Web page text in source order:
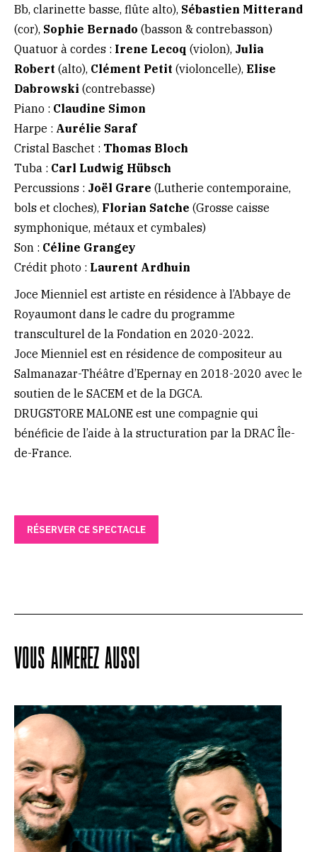
Bb, clarinette basse, flûte alto), Sébastien Mitterand
(cor), Sophie Bernado (basson & contrebasson)
Quatuor à cordes : Irene Lecoq (violon), Julia
Robert (alto), Clément Petit (violoncelle), Elise
Dabrowski (contrebasse)
Piano : Claudine Simon
Harpe : Aurélie Saraf
Cristal Baschet : Thomas Bloch
Tuba : Carl Ludwig Hübsch
Percussions : Joël Grare (Lutherie contemporaine,
bols et cloches), Florian Satche (Grosse caisse
symphonique, métaux et cymbales)
Son : Céline Grangey
Crédit photo : Laurent Ardhuin
Joce Mienniel est artiste en résidence à l’Abbaye de
Royaumont dans le cadre du programme
transculturel de la Fondation en 2020-2022.
Joce Mienniel est en résidence de compositeur au
Salmanazar-Théâtre d’Epernay en 2018-2020 avec le
soutien de le SACEM et de la DGCA.
DRUGSTORE MALONE est une compagnie qui
bénéficie de l’aide à la structuration par la DRAC Île-
de-France.
RÉSERVER CE SPECTACLE
VOUS AIMEREZ AUSSI